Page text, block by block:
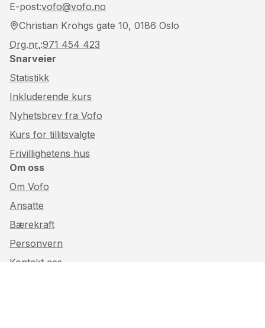
E-post:vofo@vofo.no
Christian Krohgs gate 10, 0186 Oslo
Org.nr.:971 454 423
Snarveier
Statistikk
Inkluderende kurs
Nyhetsbrev fra Vofo
Kurs for tillitsvalgte
Frivillighetens hus
Om oss
Om Vofo
Ansatte
Bærekraft
Personvern
Kontakt oss